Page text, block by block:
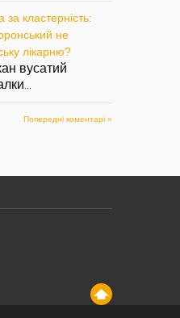
за кластерність:
не
лікарню?
вусатий
Попередні коментарі »